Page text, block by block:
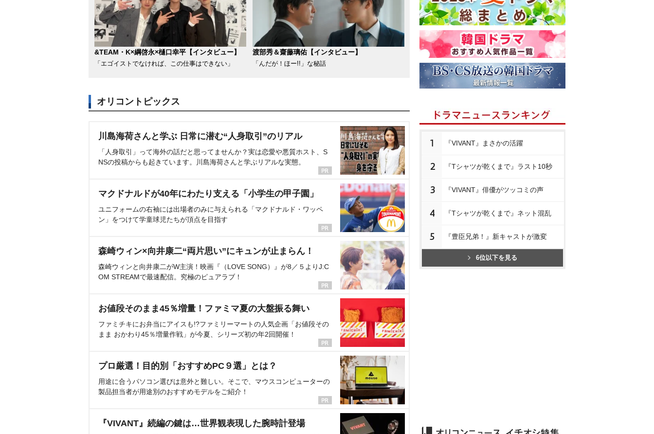
&TEAM・K×綱啓永×樋口幸平【インタビュー】
「エゴイストでなければ、この仕事はできない」
渡部秀＆齋藤璃佑【インタビュー】
「んだが！ほー!!」な秘話
オリコントピックス
川島海荷さんと学ぶ 日常に潜む“人身取引”のリアル
「人身取引」って海外の話だと思ってませんか？実は恋愛や悪質ホスト、S
NSの投稿からも起きています。川島海荷さんと学ぶリアルな実態。
マクドナルドが40年にわたり支える「小学生の甲子園」
ユニフォームの右袖には出場者のみに与えられる「マクドナルド・ワッペ
ン」をつけて学童球児たちが頂点を目指す
森崎ウィン×向井康二“両片思い”にキュンが止まらん！
森崎ウィンと向井康二がW主演！映画『（LOVE SONG）』が8／５よりJ:C
OM STREAMで最速配信。究極のピュアラブ！
お値段そのまま45％増量！ファミマ夏の大盤振る舞い
ファミチキにお弁当にアイスも!?ファミリーマートの人気企画「お値段その
まま おかわり45％増量作戦」が今夏、シリーズ初の年2回開催！
プロ厳選！目的別「おすすめPC９選」とは？
用途に合うパソコン選びは意外と難しい。そこで、マウスコンピューターの
製品担当者が用途別のおすすめモデルをご紹介！
『VIVANT』続編の鍵は…世界観表現した腕時計登場
1 『VIVANT』まさかの活躍
2 『Tシャツが乾くまで』ラスト10秒
3 『VIVANT』俳優がツッコミの声
4 『Tシャツが乾くまで』ネット混乱
5 『豊臣兄弟！』新キャストが激変
6位以下を見る